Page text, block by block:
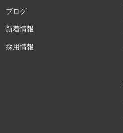
ブログ
新着情報
採用情報